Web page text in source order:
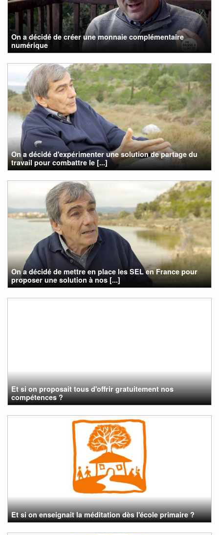
On a décidé de créer une monnaie complémentaire
numérique
On a décidé d'expérimenter une solution de partage du
travail pour combattre le [...]
On a décidé de mettre en place les SEL en France pour
proposer une solution à nos [...]
Et si on proposait tous d'offrir gratuitement nos
compétences ?
Et si on enseignait la méditation dès l'école primaire ?